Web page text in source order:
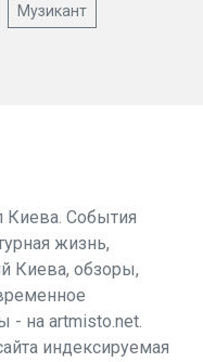
Музикант
Киева. События
жизнь,
Киева, обзоры,
- на artmisto.net.
индексируемая